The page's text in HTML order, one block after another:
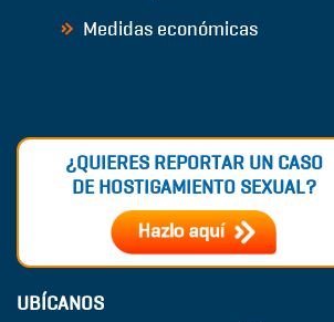
Medidas económicas
¿QUIERES REPORTAR UN CASO
DE HOSTIGAMIENTO SEXUAL?
UBÍCANOS